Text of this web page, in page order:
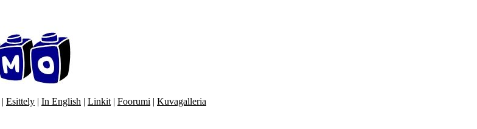
| Esittely | In English | Linkit | Foorumi | Kuvagalleria